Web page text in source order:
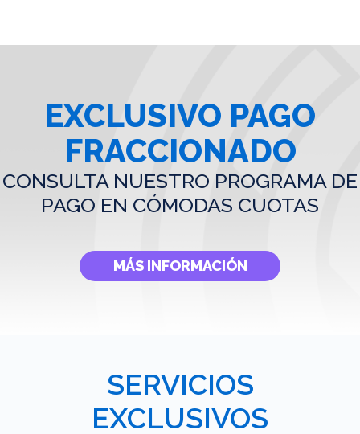
EXCLUSIVO PAGO
FRACCIONADO
CONSULTA NUESTRO PROGRAMA DE
PAGO EN CÓMODAS CUOTAS
MÁS INFORMACIÓN
SERVICIOS
EXCLUSIVOS